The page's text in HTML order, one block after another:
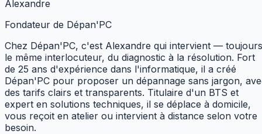
Alexandre
Fondateur de Dépan'PC
Chez Dépan'PC, c'est Alexandre qui intervient — toujours
le même interlocuteur, du diagnostic à la résolution. Fort
de 25 ans d'expérience dans l'informatique, il a créé
Dépan'PC pour proposer un dépannage sans jargon,
des tarifs clairs et transparents. Titulaire d'un BTS et
expert en solutions techniques, il se déplace à domicile,
vous reçoit en atelier ou intervient à distance selon votre
besoin.